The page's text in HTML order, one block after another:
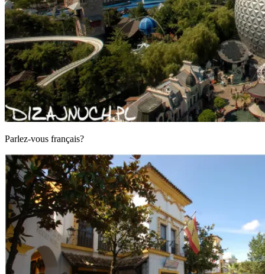
Par­lez-vous français?